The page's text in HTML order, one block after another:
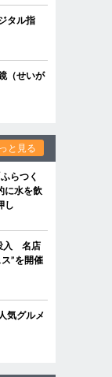
タル指
（せいが
と見る
らつく
に水を飲
し
入 名店
”を開催
気グルメ